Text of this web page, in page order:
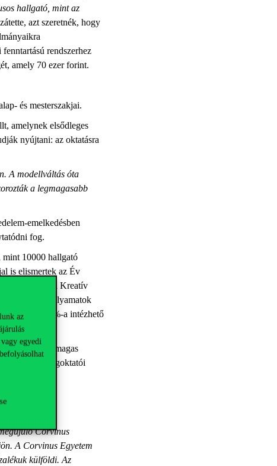
az
egyedi
hallgató, mint az
azt szeretnék, hogy
rendszerhez
amely 70 ezer forint.
és mesterszakjai.
amelynek elsődleges
nyújtani: az oktatásra
A modellváltás óta
a legmagasabb
emelkedésben
fog.
mint 10000 hallgató
is elismertek az Év
Díjat és a Kreatív
papíralapú folyamatok
95%-a intézhető
Egy magas
vendégoktatói
várható.
és
Corvinus
A Corvinus Egyetem
külföldi. Az